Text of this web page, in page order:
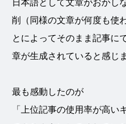
削（同様の文章が何度も使
とによってそのまま記事に
章が生成されていると感じ
最も感動したのが
「上位記事の使用率が高